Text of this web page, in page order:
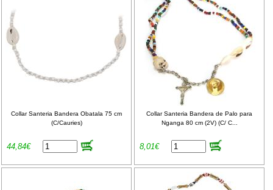
Collar Santeria Bandera Obatala 75 cm
(C/Cauries)
44,84€
Collar Santeria Bandera de Palo para
Nganga 80 cm (2V) (C/ C...
8,01€